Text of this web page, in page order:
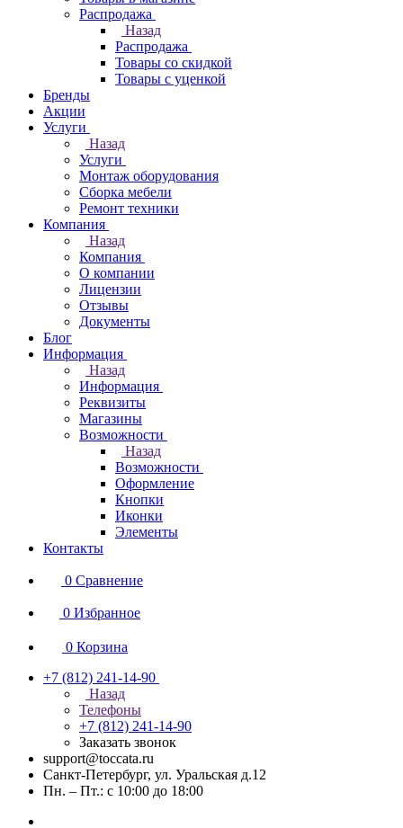
Распродажа
Назад
Распродажа
Товары со скидкой
Товары с уценкой
Бренды
Акции
Услуги
Назад
Услуги
Монтаж оборудования
Сборка мебели
Ремонт техники
Компания
Назад
Компания
О компании
Лицензии
Отзывы
Документы
Блог
Информация
Назад
Информация
Реквизиты
Магазины
Возможности
Назад
Возможности
Оформление
Кнопки
Иконки
Элементы
Контакты
0 Сравнение
0 Избранное
0 Корзина
+7 (812) 241-14-90
Назад
Телефоны
+7 (812) 241-14-90
Заказать звонок
support@toccata.ru
Санкт-Петербург, ул. Уральская д.12
Пн. – Пт.: с 10:00 до 18:00